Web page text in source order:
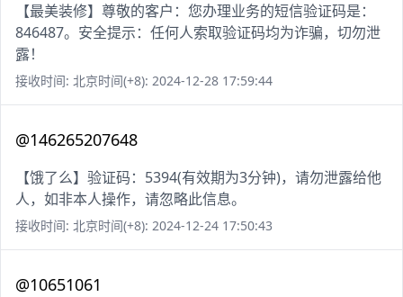
【最美装修】尊敬的客户：您办理业务的短信验证码是：
846487。安全提示：任何人索取验证码均为诈骗，切勿泄
露！
接收时间: 北京时间(+8): 2024-12-28 17:59:44
@146265207648
【饿了么】验证码：5394(有效期为3分钟)，请勿泄露给他
人，如非本人操作，请忽略此信息。
接收时间: 北京时间(+8): 2024-12-24 17:50:43
@10651061